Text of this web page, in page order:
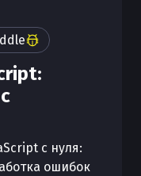
с нуля:
ошибок